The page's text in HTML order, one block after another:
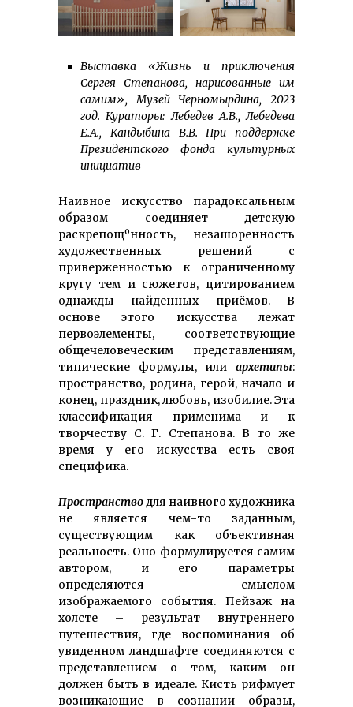
Выставка «Жизнь и приключения
Сергея Степанова, нарисованные им
самим», Музей Черномырдина, 2023
год. Кураторы: Лебедев А.В., Лебедева
Е.А., Кандыбина В.В. При поддержке
Президентского фонда культурных
инициатив
Наивное искусство парадоксальным
образом соединяет детскую
раскрепощºнность, незашоренность
художественных решений с
приверженностью к ограниченному
кругу тем и сюжетов, цитированием
однажды найденных приёмов. В
основе этого искусства лежат
первоэлементы, соответствующие
общечеловеческим представлениям,
типические формулы, или архетипы:
пространство, родина, герой, начало и
конец, праздник, любовь, изобилие. Эта
классификация применима и к
творчеству С. Г. Степанова. В то же
время у его искусства есть своя
специфика.
Пространстводля наивного художника
не является чем-то заданным,
существующим как объективная
реальность. Оно формулируется самим
автором, и его параметры
определяются смыслом
изображаемого события. Пейзаж на
холсте – результат внутреннего
путешествия, где воспоминания об
увиденном ландшафте соединяются с
представлением о том, каким он
должен быть в идеале. Кисть рифмует
возникающие в сознании образы,